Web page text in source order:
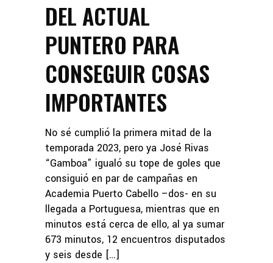
DEL ACTUAL
PUNTERO PARA
CONSEGUIR COSAS
IMPORTANTES
No sé cumplió la primera mitad de la
temporada 2023, pero ya José Rivas
“Gamboa” igualó su tope de goles que
consiguió en par de campañas en
Academia Puerto Cabello –dos- en su
llegada a Portuguesa, mientras que en
minutos está cerca de ello, al ya sumar
673 minutos, 12 encuentros disputados
y seis desde […]